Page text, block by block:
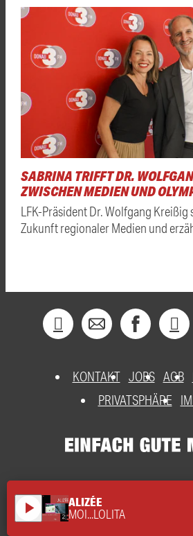
SABRINA TRIFFT DR.
WISCHEN MEDIEN UND
LFK-Präsident Dr. Wolfgang
Zukunft regionaler Medien und
KONTAKT JOBS AGB
PRIVATSPHÄRE
play_arrow ALIZÉE
MOI...LOLITA